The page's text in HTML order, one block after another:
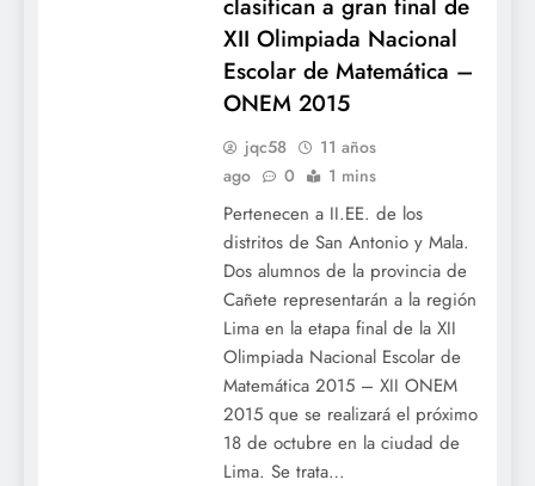
XII Olimpiada Nacional
Escolar de Matemática –
ONEM 2015
jqc58
11 años
ago
0 1 mins
Pertenecen a II.EE. de los
distritos de San Antonio y Mala.
Dos alumnos de la provincia de
Cañete representarán a la región
Lima en la etapa final de la XII
Olimpiada Nacional Escolar de
Matemática 2015 – XII ONEM
2015 que se realizará el próximo
18 de octubre en la ciudad de
Lima. Se trata…